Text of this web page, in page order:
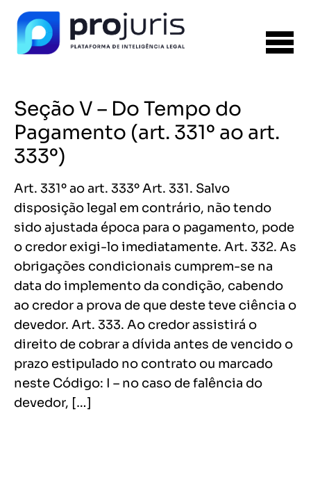
Seção V – Do Tempo do
Pagamento (art. 331º ao art.
333º)
Art. 331º ao art. 333º Art. 331. Salvo
disposição legal em contrário, não tendo
sido ajustada época para o pagamento, pode
o credor exigi-lo imediatamente. Art. 332. As
obrigações condicionais cumprem-se na
data do implemento da condição, cabendo
ao credor a prova de que deste teve ciência o
devedor. Art. 333. Ao credor assistirá o
direito de cobrar a dívida antes de vencido o
prazo estipulado no contrato ou marcado
neste Código: I – no caso de falência do
devedor, […]